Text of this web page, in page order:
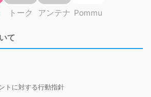
トーク アンテナ Pommu
て
トに対する行動指針